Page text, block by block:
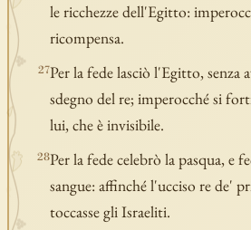
le ricchezze dell'Egitto:
ricompensa.
27Per la fede lasciò l'Egitto, senza
sdegno del re; imperocché si
lui, che è invisibile.
28Per la fede celebrò la pasqua, e
sangue: affinché l'ucciso re de'
toccasse gli Israeliti.